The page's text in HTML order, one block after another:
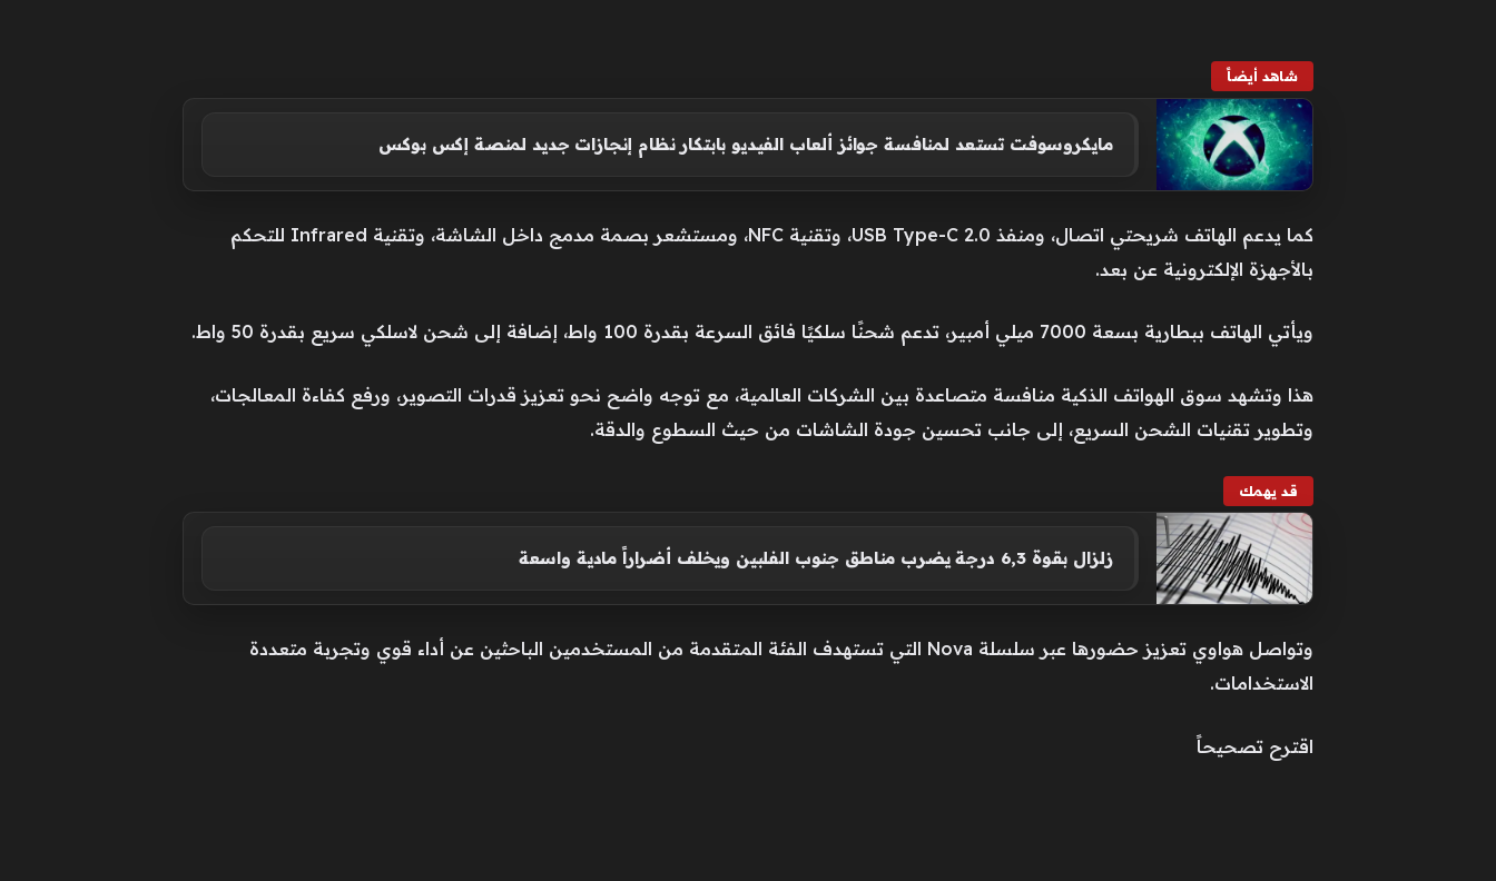
شاهد أيضاً
مايكروسوفت تستعد لمنافسة جوائز ألعاب الفيديو بابتكار نظام إنجازات جديد لمنصة إكس بوكس
كما يدعم الهاتف شريحتي اتصال، ومنفذ USB Type-C 2.0، وتقنية NFC، ومستشعر بصمة مدمج داخل الشاشة، وتقنية Infrared للتحكم
بالأجهزة الإلكترونية عن بعد.
ويأتي الهاتف ببطارية بسعة 7000 ميلي أمبير، تدعم شحنًا سلكيًا فائق السرعة بقدرة 100 واط، إضافة إلى شحن لاسلكي سريع بقدرة 50 واط.
هذا وتشهد سوق الهواتف الذكية منافسة متصاعدة بين الشركات العالمية، مع توجه واضح نحو تعزيز قدرات التصوير، ورفع كفاءة المعالجات،
وتطوير تقنيات الشحن السريع، إلى جانب تحسين جودة الشاشات من حيث السطوع والدقة.
قد يهمك
زلزال بقوة 6,3 درجة يضرب مناطق جنوب الفلبين ويخلف أضراراً مادية واسعة
وتواصل هواوي تعزيز حضورها عبر سلسلة Nova التي تستهدف الفئة المتقدمة من المستخدمين الباحثين عن أداء قوي وتجربة متعددة
الاستخدامات.
اقترح تصحيحاً